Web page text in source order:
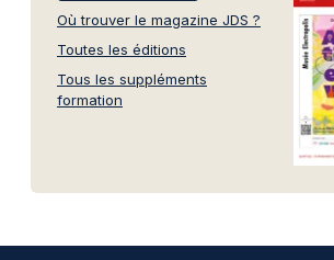
Où trouver le magazine JDS ?
Toutes les éditions
Tous les suppléments
formation